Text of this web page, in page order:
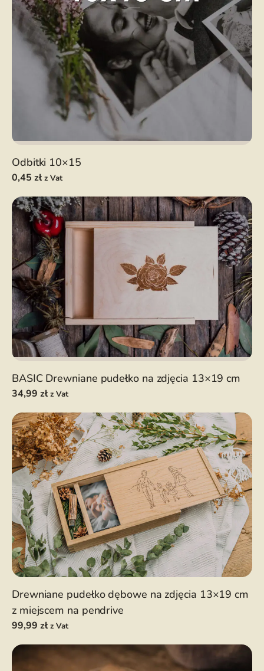
Odbitki 10×15
0,45 zł z Vat
BASIC Drewniane pudełko na zdjęcia 13×19 cm
34,99 zł z Vat
Drewniane pudełko dębowe na zdjęcia 13×19 cm
z miejscem na pendrive
99,99 zł z Vat